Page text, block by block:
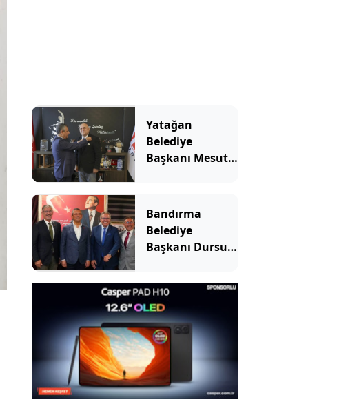
Yatağan
Belediye
Başkanı Mesut
Bandırma
Belediye
Başkanı Dursun
Parti'ye katıldı